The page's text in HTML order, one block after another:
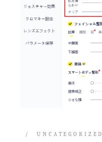
UNCATEGORIZED